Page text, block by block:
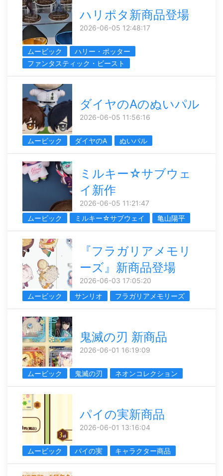
ハリポタ新商品登場
2026-06-05 12:48:17
ムービック
ハリー・ポッター
ファンタスティック・ビースト
ダイヤのAのぬいパル
2026-06-05 11:56:16
ムービック ダイヤのA ぬいパル
ミルキー☆サブウェ
イ新作
2026-06-05 11:21:47
ムービック
ミルキー☆サブウェイ 亀山陽平
『フラガリアメモリ
ーズ』新商品登場
2026-06-03 17:05:20
ムービック
サンリオ フラガリアメモリーズ
鬼滅の刃 新商品
2026-06-01 16:19:09
ムービック 鬼滅の刃 ネオンコレクション
パイの実新商品
2026-06-01 13:16:04
ムービック パイの実 キャラクター商品